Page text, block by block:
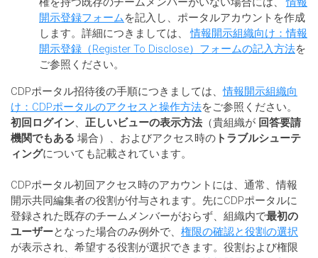
開示登録フォームを記入し、ポータルアカウントを作成
します。詳細につきましては、
情報開示組織向け：情報
開示登録（Register To Disclose）フォームの記入方法を
ご参照ください。
CDPポータル招待後の手順につきましては、情報開示組織向
け：CDPポータルのアクセスと操作方法をご参照ください。
初回ログイン、 正しいビューの表示方法 （貴組織が 回答要請
機関でもある 場合）、およびアクセス時の トラブルシューテ
ィングについても記載されています。
CDPポータル初回アクセス時のアカウントには、通常、情報
開示共同編集者の役割が付与されます。先にCDPポータルに
登録された既存のチームメンバーがおらず、組織内で最初の
ユーザーとなった場合のみ例外で、 権限の確認と役割の選択
が表示され、希望する役割が選択できます。役割および権限